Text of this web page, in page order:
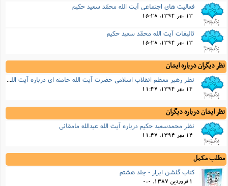
فعالیت های اجتماعی آیت الله محمّد سعید حکیم
13 مهر 1394, 15:28
تالیفات آیت الله محمّد سعید حکیم
13 مهر 1394, 15:28
نظر دیگران درباره ایشان
نظر رهبر معظم انقلاب اسلامى حضرت آیت الله خامنه اى درباره آیت الله محمّد سعید حکیم
14 مهر 1394, 11:47
نظر ایشان درباره دیگران
نظر محمدسعید حکیم درباره آیت الله عبدالله مامقانی
14 مهر 1394, 11:47
مطلب مکمل
کتاب گلشن ابرار - جلد هشتم